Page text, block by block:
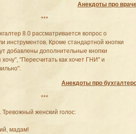
Анекдоты про
***
8.0 рассматривается вопрос о
инструментов. Кроме стандартной кнопки
добавлены дополнительные кнопки
хочу", "Пересчитать как хочет ГНИ" и
Анекдоты про
***
Тревожный женский голос:
мадам!